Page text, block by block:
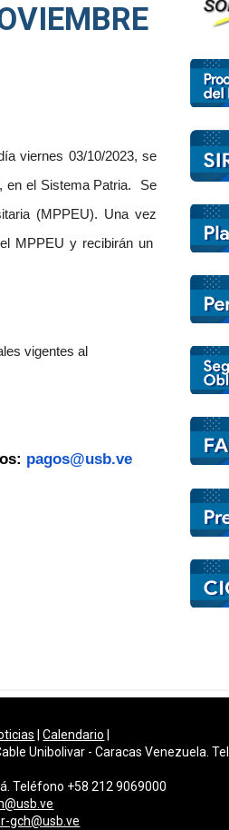
viernes 03/10/2023, se
, en el Sistema Patria. Se
(MPPEU). Una vez
MPPEU y recibirán un
vigentes al
pagos@usb.ve
|Calendario
Unibolivar - Caracas Venezuela.
Teléfono +58 212 9069000
gch@usb.ve